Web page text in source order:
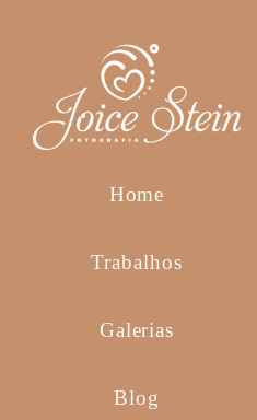
Home
Trabalhos
Galerias
Blog